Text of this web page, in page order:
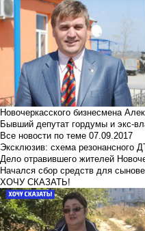
Новочеркасского бизнесмена
Бывший депутат гордумы и экс-
Все новости по теме 07.09.2017
Эксклюзив: схема резонансного
Дело отравившего жителей
Начался сбор средств для
ХОЧУ СКАЗАТЬ!